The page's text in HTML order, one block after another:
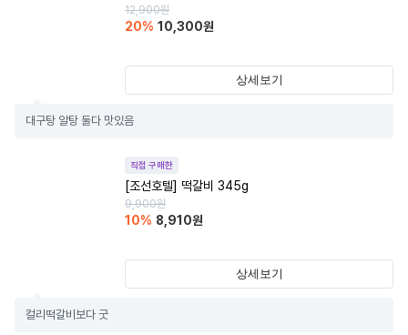
12,900원
20% 10,300원
상세보기
대구탕 알탕 둘다 맛있음
직접 구매한
[조선호텔] 떡갈비 345g
9,900원
10% 8,910원
상세보기
컬리떡갈비보다 굿